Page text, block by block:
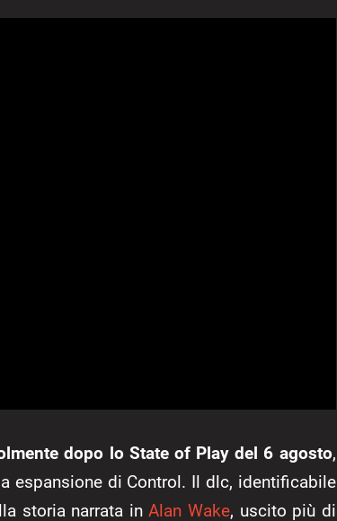
dopo lo State of Play del 6 agosto,
espansione di Control. Il dlc, identificabile
storia narrata inAlan Wake, uscito più di